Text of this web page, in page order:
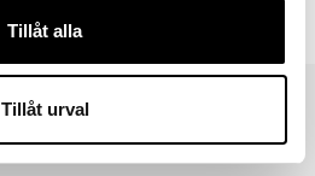
Tillåt alla
Tillåt urval